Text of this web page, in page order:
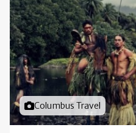
Foto door
Columbus Travel